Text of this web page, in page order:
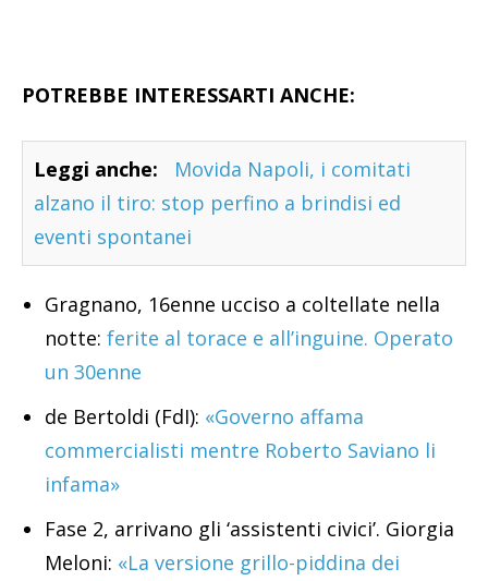
POTREBBE INTERESSARTI ANCHE:
Leggi anche:
Movida Napoli, i comitati
alzano il tiro: stop perfino a brindisi ed
eventi spontanei
Gragnano, 16enne ucciso a coltellate nella
notte: ferite al torace e all’inguine. Operato
un 30enne
de Bertoldi (FdI): «Governo affama
commercialisti mentre Roberto Saviano li
infama»
Fase 2, arrivano gli ‘assistenti civici’. Giorgia
Meloni: «La versione grillo-piddina dei